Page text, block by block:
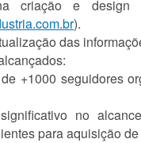
criação e design
).
das
+1000 seguidores
no
para aquisição